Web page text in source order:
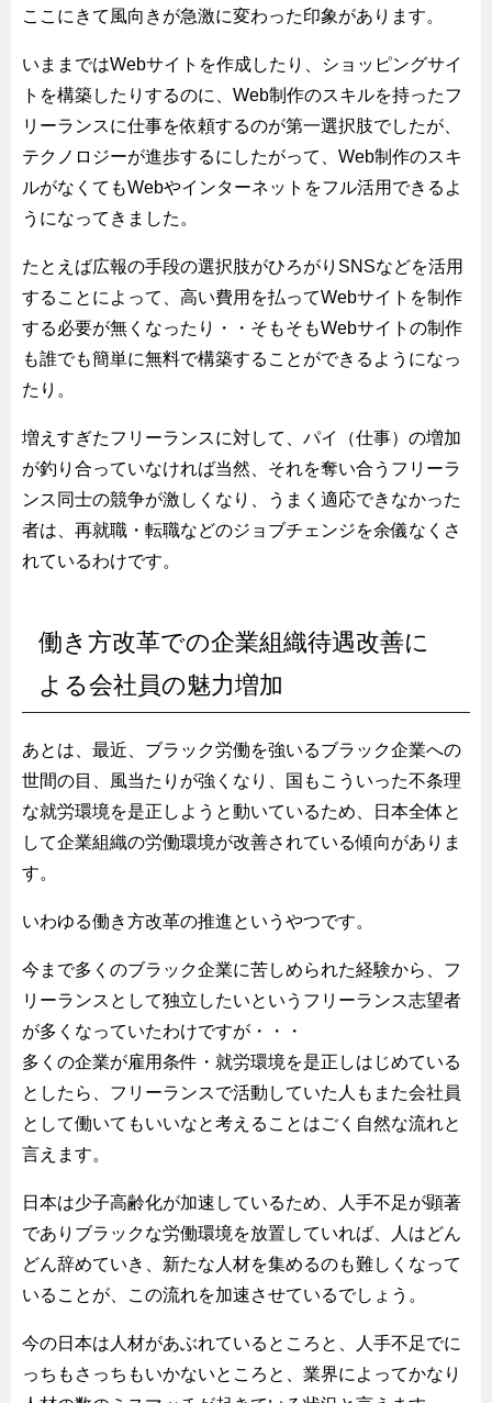
ここにきて風向きが急激に変わった印象があります。
いままではWebサイトを作成したり、ショッピングサイ
トを構築したりするのに、Web制作のスキルを持ったフ
リーランスに仕事を依頼するのが第一選択肢でしたが、
テクノロジーが進歩するにしたがって、Web制作のスキ
ルがなくてもWebやインターネットをフル活用できるよ
うになってきました。
たとえば広報の手段の選択肢がひろがりSNSなどを活用
することによって、高い費用を払ってWebサイトを制作
する必要が無くなったり・・そもそもWebサイトの制作
も誰でも簡単に無料で構築することができるようになっ
たり。
増えすぎたフリーランスに対して、パイ（仕事）の増加
が釣り合っていなければ当然、それを奪い合うフリーラ
ンス同士の競争が激しくなり、うまく適応できなかった
者は、再就職・転職などのジョブチェンジを余儀なくさ
れているわけです。
働き方改革での企業組織待遇改善に
よる会社員の魅力増加
あとは、最近、ブラック労働を強いるブラック企業への
世間の目、風当たりが強くなり、国もこういった不条理
な就労環境を是正しようと動いているため、日本全体と
して企業組織の労働環境が改善されている傾向がありま
す。
いわゆる働き方改革の推進というやつです。
今まで多くのブラック企業に苦しめられた経験から、フ
リーランスとして独立したいというフリーランス志望者
が多くなっていたわけですが・・・
多くの企業が雇用条件・就労環境を是正しはじめている
としたら、フリーランスで活動していた人もまた会社員
として働いてもいいなと考えることはごく自然な流れと
言えます。
日本は少子高齢化が加速しているため、人手不足が顕著
でありブラックな労働環境を放置していれば、人はどん
どん辞めていき、新たな人材を集めるのも難しくなって
いることが、この流れを加速させているでしょう。
今の日本は人材があぶれているところと、人手不足でに
っちもさっちもいかないところと、業界によってかなり